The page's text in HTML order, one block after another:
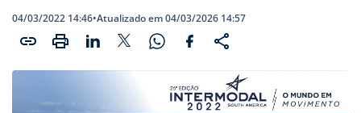
04/03/2022 14:46•Atualizado em 04/03/2026 14:57